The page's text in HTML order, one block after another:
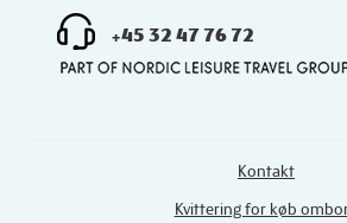
+45 32 47 76 72
Kontakt
Kvittering for køb